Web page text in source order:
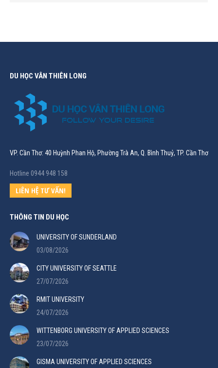
DU HỌC VÂN THIÊN LONG
VP. Cần Thơ: 40 Huỳnh Phan Hộ, Phường Trà An, Q. Bình Thuỷ, TP. Cần Thơ
Hotline 0944 948 158
LIÊN HỆ TƯ VẤN!
THÔNG TIN DU HỌC
UNIVERSITY OF SUNDERLAND
03/08/2026
CITY UNIVERSITY OF SEATTLE
27/07/2026
RMIT UNIVERSITY
24/07/2026
WITTENBORG UNIVERSITY OF APPLIED SCIENCES
23/07/2026
GISMA UNIVERSITY OF APPLIED SCIENCES